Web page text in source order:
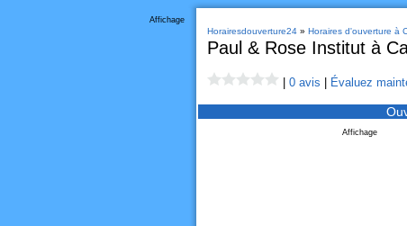
Affichage
Horairesdouverture24» Horaires d'ouverture à
Paul & Rose Institut à
0 avis Évaluez
Affichage